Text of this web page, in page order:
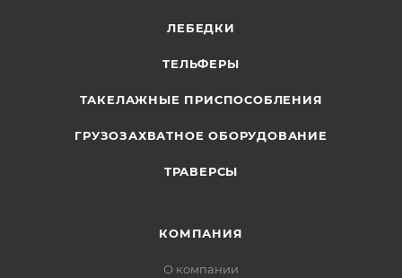
ЛЕБЕДКИ
ТЕЛЬФЕРЫ
ТАКЕЛАЖНЫЕ ПРИСПОСОБЛЕНИЯ
ГРУЗОЗАХВАТНОЕ ОБОРУДОВАНИЕ
ТРАВЕРСЫ
КОМПАНИЯ
О компании